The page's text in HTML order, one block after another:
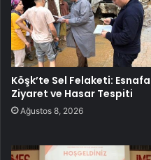
Köşk’te Sel Felaketi: Esnafa
Ziyaret ve Hasar Tespiti
Ağustos 8, 2026